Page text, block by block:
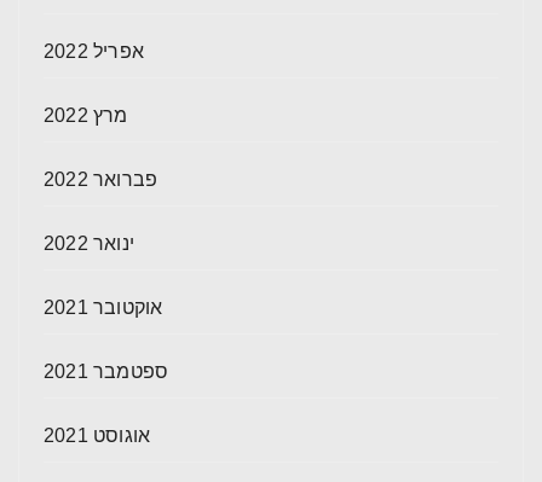
אפריל 2022
מרץ 2022
פברואר 2022
ינואר 2022
אוקטובר 2021
ספטמבר 2021
אוגוסט 2021